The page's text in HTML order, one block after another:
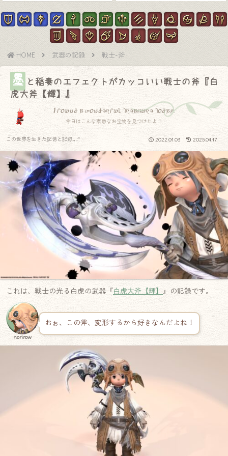
HOME 武器の記録 戦士-斧
墨 と稲妻のエフェクトがカッコいい戦士の斧『白
虎大斧【輝】』
I found a wonderful treasure today.
今日はこんな素敵なお宝物を見つけたよ！
2022.01.03 2025.04.17
この世界を生きた記憶と記録.｡.:*
これは、戦士の光る白虎の武器『白虎大斧【輝】 』の記録です。
norirow
おぉ、この斧、変形するから好きなんだよね！